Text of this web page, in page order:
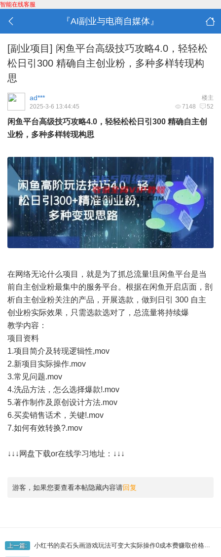
智能在线客服
『AI副业与电商自媒体』
[副业项目] 闲鱼平台高级技巧攻略4.0，轻轻松
松日引300 精确自主创业粉，多种多样转现构
思
楼主
ad***
7148 52
2025-3-6 13:44:45
闲鱼平台高级技巧攻略4.0，轻轻松松日引300 精确自主创
业粉，多种多样转现构思
在网络无论什么项目，就是为了抓总流量!且闲鱼平台是当
前自主创业粉最集中的服务平台。根据在闲鱼开启店面，剖
析自主创业粉关注的产品，开展选款，做到日引 300 自主
创业粉实际效果，只需选款选对了，总流量将持续爆
教学内容：
项目资料
1.项目简介及转现逻辑性,mov
2.新项目实际操作.mov
3.常见问题.mov
4.洗品方法，怎么选择爆款!.mov
5.著作制作及原创设计方法.mov
6.买卖销售话术，关键!.mov
7.如何有效转换?.mov
↓↓↓网盘下载or在线学习地址：↓↓↓
游客，如果您要查看本帖隐藏内容请回复
上一篇: 小红书的卖石头画游戏玩法可变大实际操作0成本费赚取价格差一单运用一两百